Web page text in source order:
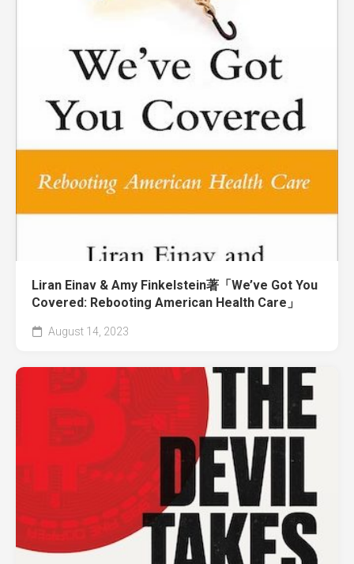
Liran Einav & Amy Finkelstein著「We’ve Got You
Covered: Rebooting American Health Care」
August 14, 2023